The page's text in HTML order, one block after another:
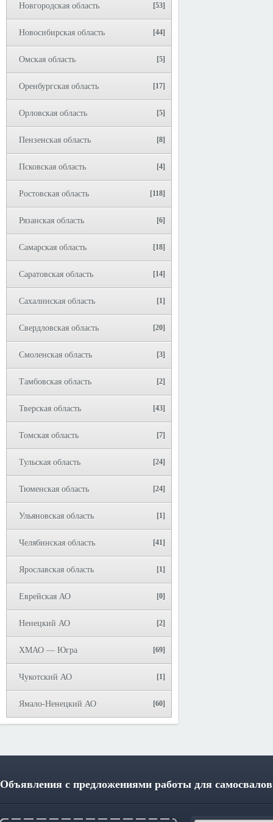
Новгородская область [53]
Новосибирская область [44]
Омская область [5]
Оренбургская область [17]
Орловская область [5]
Пензенская область [8]
Псковская область [4]
Ростовская область [118]
Рязанская область [6]
Самарская область [18]
Саратовская область [14]
Сахалинская область [1]
Свердловская область [20]
Смоленская область [3]
Тамбовская область [2]
Тверская область [43]
Томская область [7]
Тульская область [24]
Тюменская область [24]
Ульяновская область [1]
Челябинская область [41]
Ярославская область [1]
Еврейская АО [0]
Ненецкий АО [2]
ХМАО — Югра [69]
Чукотский АО [1]
Ямало-Ненецкий АО [60]
Объявления с предложениями работы для